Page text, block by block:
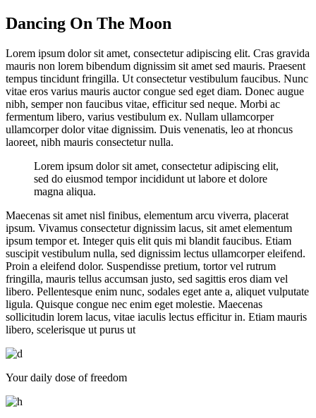
Dancing On The Moon
Lorem ipsum dolor sit amet, consectetur adipiscing elit. Cras gravida
mauris non lorem bibendum dignissim sit amet sed mauris. Praesent
tempus tincidunt fringilla. Ut consectetur vestibulum faucibus. Nunc
vitae eros varius mauris auctor congue sed eget diam. Donec augue
nibh, semper non faucibus vitae, efficitur sed neque. Morbi ac
fermentum libero, varius vestibulum ex. Nullam ullamcorper
ullamcorper dolor vitae dignissim. Duis venenatis, leo at rhoncus
laoreet, nibh mauris consectetur nulla.
Lorem ipsum dolor sit amet, consectetur adipiscing elit,
sed do eiusmod tempor incididunt ut labore et dolore
magna aliqua.
Maecenas sit amet nisl finibus, elementum arcu viverra, placerat
ipsum. Vivamus consectetur dignissim lacus, sit amet elementum
ipsum tempor et. Integer quis elit quis mi blandit faucibus. Etiam
suscipit vestibulum nulla, sed dignissim lectus ullamcorper eleifend.
Proin a eleifend dolor. Suspendisse pretium, tortor vel rutrum
fringilla, mauris tellus accumsan justo, sed sagittis eros diam vel
libero. Pellentesque enim nunc, sodales eget ante a, aliquet vulputate
ligula. Quisque congue nec enim eget molestie. Maecenas
sollicitudin lorem lacus, vitae iaculis lectus efficitur in. Etiam mauris
libero, scelerisque ut purus ut
Your daily dose of freedom